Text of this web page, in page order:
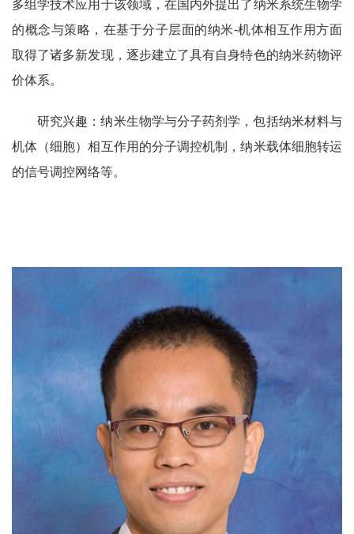
多组学技术应用于该领域，在国内外提出了纳米系统生物学
的概念与策略，在基于分子层面的纳米-机体相互作用方面
取得了诸多新发现，逐步建立了具有自身特色的纳米药物评
价体系。
研究兴趣：纳米生物学与分子药剂学，包括纳米材料与
机体（细胞）相互作用的分子调控机制，纳米载体细胞转运
的信号调控网络等。